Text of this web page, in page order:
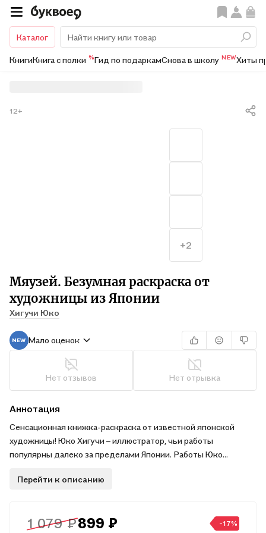
Каталог
КнигиКнига с полки %Гид по подаркамСнова в школу NEWХиты
Мяузей. Безумная раскраска от
художницы из Японии
Хигучи Юко
12+
Мало оценок
Нет отзывов Нет отрывка
+2
Аннотация
Сенсационная книжка-раскраска от известной японской
художницы! Юко Хигучи – иллюстратор, чьи работы
популярны далеко за пределами Японии. Работы Юко
модные бренды, как Gucci и Uniqlo. Альбомы, наборы
этой необычной раскраске вы вместе с маленькими
Перейти к описанию
1 079 ₽899 ₽ -17%